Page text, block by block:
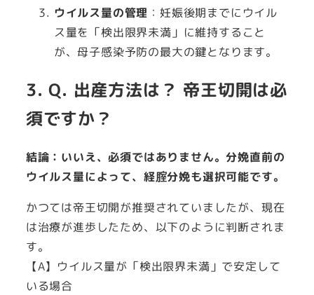
ウイルス量の管理 ：妊娠後期までにウイル
ス量を「検出限界未満」に維持すること
が、母子感染予防の最大の鍵となります。
3. Q. 出産方法は？ 帝王切開は必
須ですか？
結論：いいえ、必須ではありません。分娩直前の
ウイルス量によって、経腟分娩も選択可能です。
かつては帝王切開が推奨されていましたが、現在
は治療が進歩したため、以下のように判断されま
す。
【A】ウイルス量が「検出限界未満」で安定して
いる場合